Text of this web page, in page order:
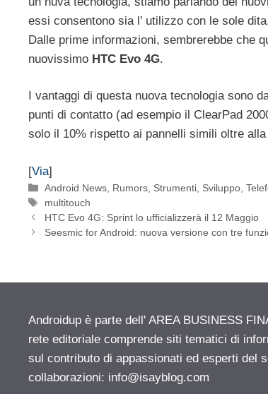
essi consentono sia l’ utilizzo con le sole
Dalle prime informazioni, sembrerebbe che
nuovissimo HTC Evo 4G.
I vantaggi di questa nuova tecnologia sono
punti di contatto (ad esempio il ClearPad
solo il 10% rispetto ai pannelli simili oltre
[Via]
Categorie
Android News Rumors Strumenti Sviluppo ,
Tag
multitouch
HTC Evo 4G: Sprint lo ufficializzerà il 12 Maggio
Seesmic for Android: nuova versione con tre
Androidup è parte dell' AREA BUSINESS
rete editoriale comprende siti tematici di
sul contributo di appassionati ed esperti del
collaborazioni: info@isayblog.com